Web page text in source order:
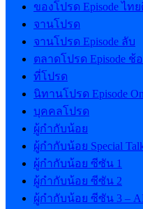
ของโปรด Episode ไทย
จานโปรด
จานโปรด Episode ลับ
ตลาดโปรด Episode ช้
ที่โปรด
นิทานโปรด Episode
บุคคลโปรด
ผู้กำกับน้อย
ผู้กำกับน้อย Special
ผู้กำกับน้อย ซีซัน 1
ผู้กำกับน้อย ซีซัน 2
ผู้กำกับน้อย ซีซัน 3 – AI